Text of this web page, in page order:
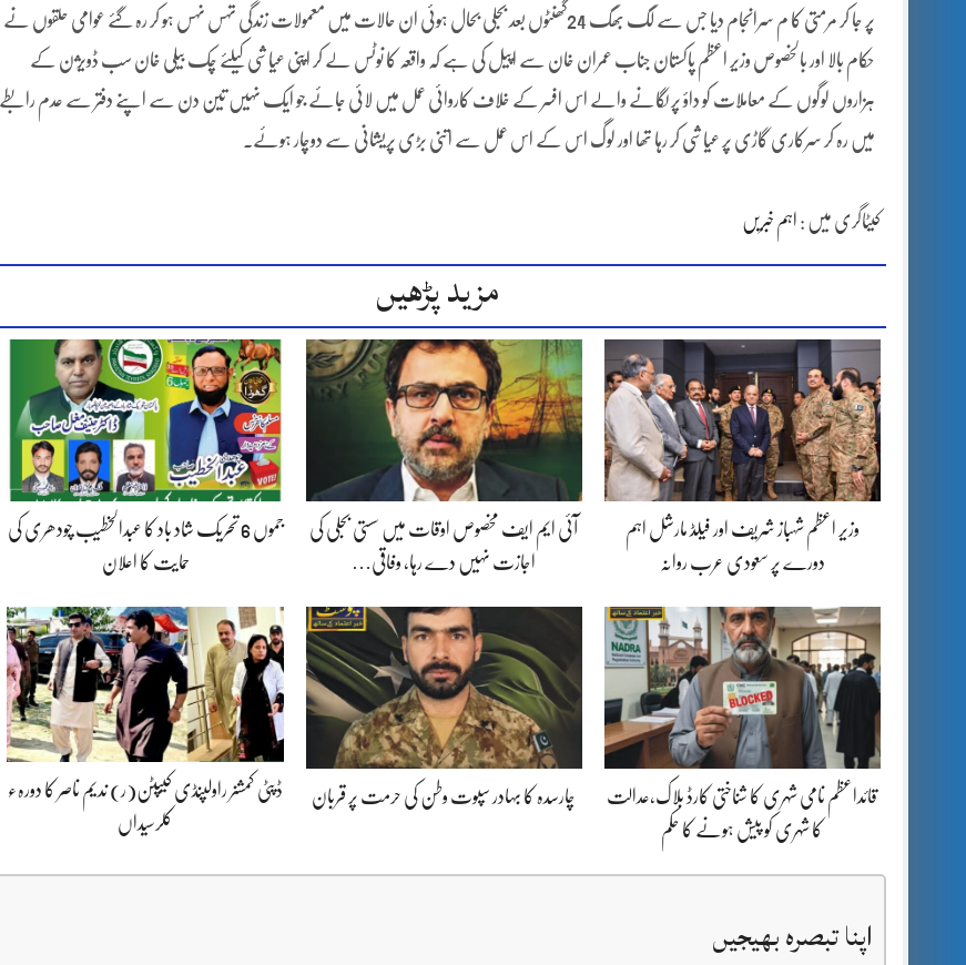
پر جا کر مرمتی کا م سرانجام دیا جس سے لگ بھگ 24گھنٹوں بعد بجلی بحال ہوئی ان حالات میں معمولات زندگی تہس نہس ہو کر رہ گئے عوامی حلقوں نے
حکام بالا اور بالخصوص وزیر اعظم پاکستان جناب عمران خان سے اپیل کی ہے کہ واقعہ کا نوٹس لے کر اپنی عیاشی کیلئے چک بیلی خان سب ڈویژن کے
ہزاروں لوگوں کے معاملات کو داؤ پر لگانے والے اس افسر کے خلاف کاروائی عمل میں لائی جائے جو ایک نہیں تین دن سے اپنے دفتر سے عدم رابطے
میں رہ کر سرکاری گاڑی پر عیاشی کر رہا تھا اور لوگ اس کے اس عمل سے اتنی بڑی پریشانی سے دوچار ہوئے۔
کیٹاگری میں : اہم خبریں
مزید پڑھیں
وزیر اعظم شہباز شریف اور فیلڈ مارشل اہم
دورے پر سعودی عرب روانہ
آئی ایم ایف مخصوص اوقات میں سستی بجلی کی
اجازت نہیں دے رہا، وفاقی…
جموں 6 تحریک شاد باد کا عبدالخطیب چودھری کی
حمایت کا اعلان
قائداعظم نامی شہری کا شناختی کارڈ بلاک،عدالت
کا شہری کو پیش ہونے کا حکم
چارسدہ کا بہادر سپوت وطن کی حرمت پر قربان
ڈپٹی کمشنر راولپنڈی کیپٹن(ر) ندیم ناصر کا دورہء
کلرسیداں
اپنا تبصرہ بھیجیں